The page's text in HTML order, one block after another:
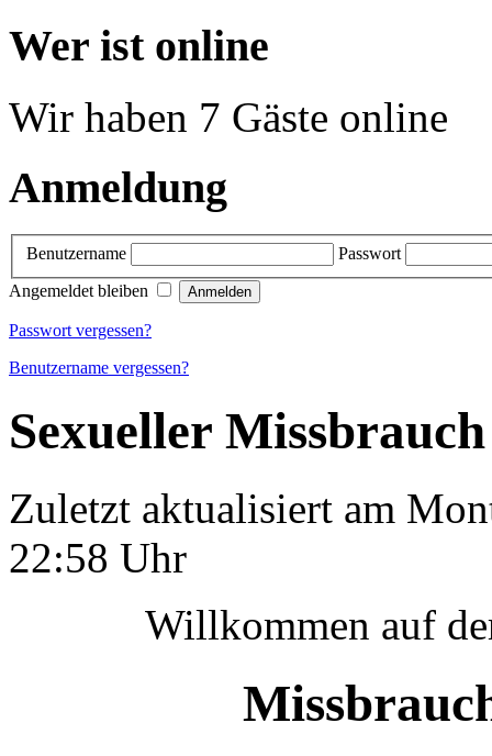
Wer ist online
Wir haben 7 Gäste online
Anmeldung
Benutzername
Passwort
Angemeldet bleiben
Passwort vergessen?
Benutzername vergessen?
Sexueller
Zuletzt aktualisiert am
22:58 Uhr
Willkommen auf